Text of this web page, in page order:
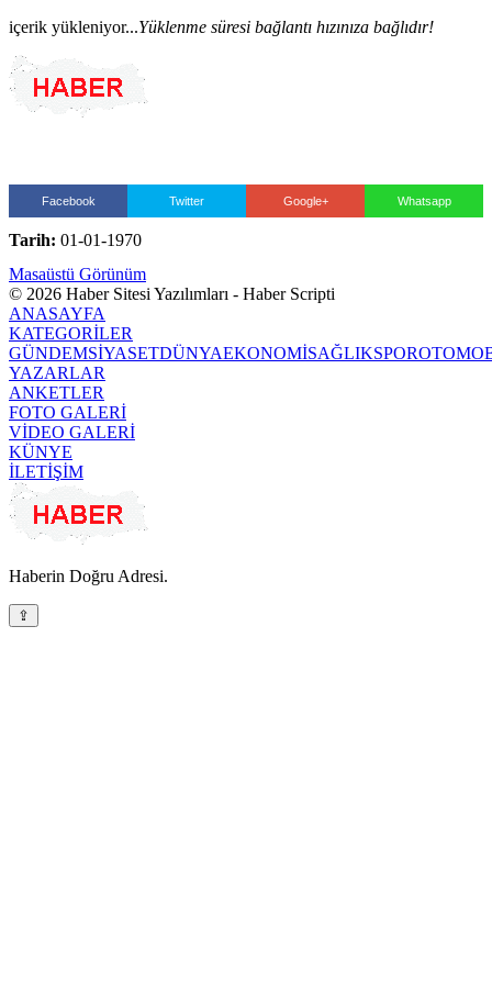
içerik yükleniyor...Yüklenme süresi bağlantı hızınıza bağlıdır!
Facebook Twitter Google+ Whatsapp
Tarih: 01-01-1970
Masaüstü Görünüm
© 2026 Haber Sitesi Yazılımları - Haber Scripti
ANASAYFA
KATEGORİLER
GÜNDEMSİYASETDÜNYAEKONOMİSAĞLIKSPOR
YAZARLAR
ANKETLER
FOTO GALERİ
VİDEO GALERİ
KÜNYE
İLETİŞİM
Haberin Doğru Adresi.
⇪